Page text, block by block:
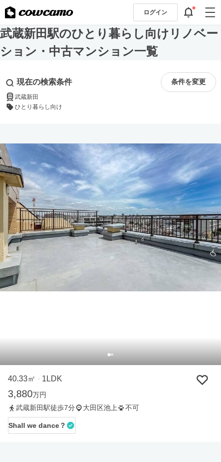
ログイン
武蔵新田駅のひとり暮らし向けリノベー
ション・中古マンション一覧
現在の検索条件 条件を変更
武蔵新田
ひとり暮らし向け
40.33㎡ ・ 1LDK
3,880万円
武蔵新田駅徒歩7分
大田区池上 不可
Shall we dance？